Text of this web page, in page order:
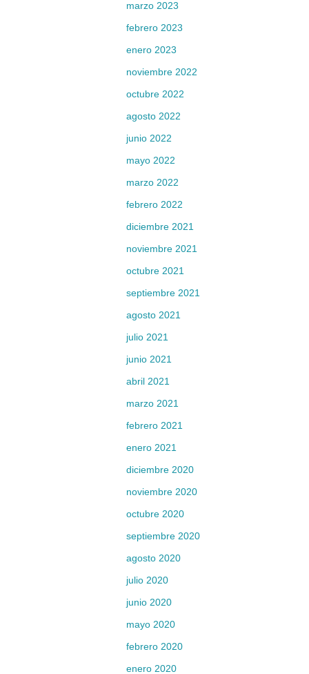
marzo 2023
febrero 2023
enero 2023
noviembre 2022
octubre 2022
agosto 2022
junio 2022
mayo 2022
marzo 2022
febrero 2022
diciembre 2021
noviembre 2021
octubre 2021
septiembre 2021
agosto 2021
julio 2021
junio 2021
abril 2021
marzo 2021
febrero 2021
enero 2021
diciembre 2020
noviembre 2020
octubre 2020
septiembre 2020
agosto 2020
julio 2020
junio 2020
mayo 2020
febrero 2020
enero 2020